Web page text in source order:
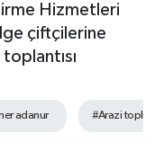
Hizmetleri
çiftçilerine
adanur #Arazi